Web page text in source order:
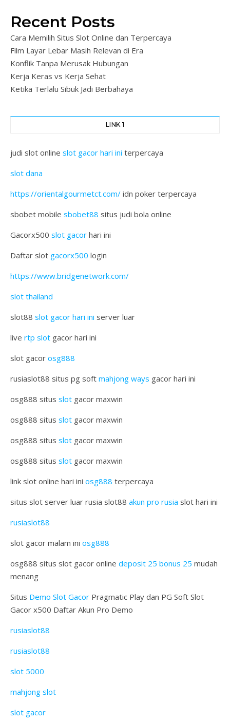
Recent Posts
Cara Memilih Situs Slot Online dan Terpercaya
Film Layar Lebar Masih Relevan di Era
Konflik Tanpa Merusak Hubungan
Kerja Keras vs Kerja Sehat
Ketika Terlalu Sibuk Jadi Berbahaya
LINK 1
judi slot online slot gacor hari ini terpercaya
slot dana
https://orientalgourmetct.com/ idn poker terpercaya
sbobet mobile sbobet88 situs judi bola online
Gacorx500 slot gacor hari ini
Daftar slot gacorx500 login
https://www.bridgenetwork.com/
slot thailand
slot88 slot gacor hari ini server luar
live rtp slot gacor hari ini
slot gacor osg888
rusiaslot88 situs pg soft mahjong ways gacor hari ini
osg888 situs slot gacor maxwin
osg888 situs slot gacor maxwin
osg888 situs slot gacor maxwin
osg888 situs slot gacor maxwin
link slot online hari ini osg888 terpercaya
situs slot server luar rusia slot88 akun pro rusia slot hari ini
rusiaslot88
slot gacor malam ini osg888
osg888 situs slot gacor online deposit 25 bonus 25 mudah
menang
Situs Demo Slot Gacor Pragmatic Play dan PG Soft Slot
Gacor x500 Daftar Akun Pro Demo
rusiaslot88
rusiaslot88
slot 5000
mahjong slot
slot gacor